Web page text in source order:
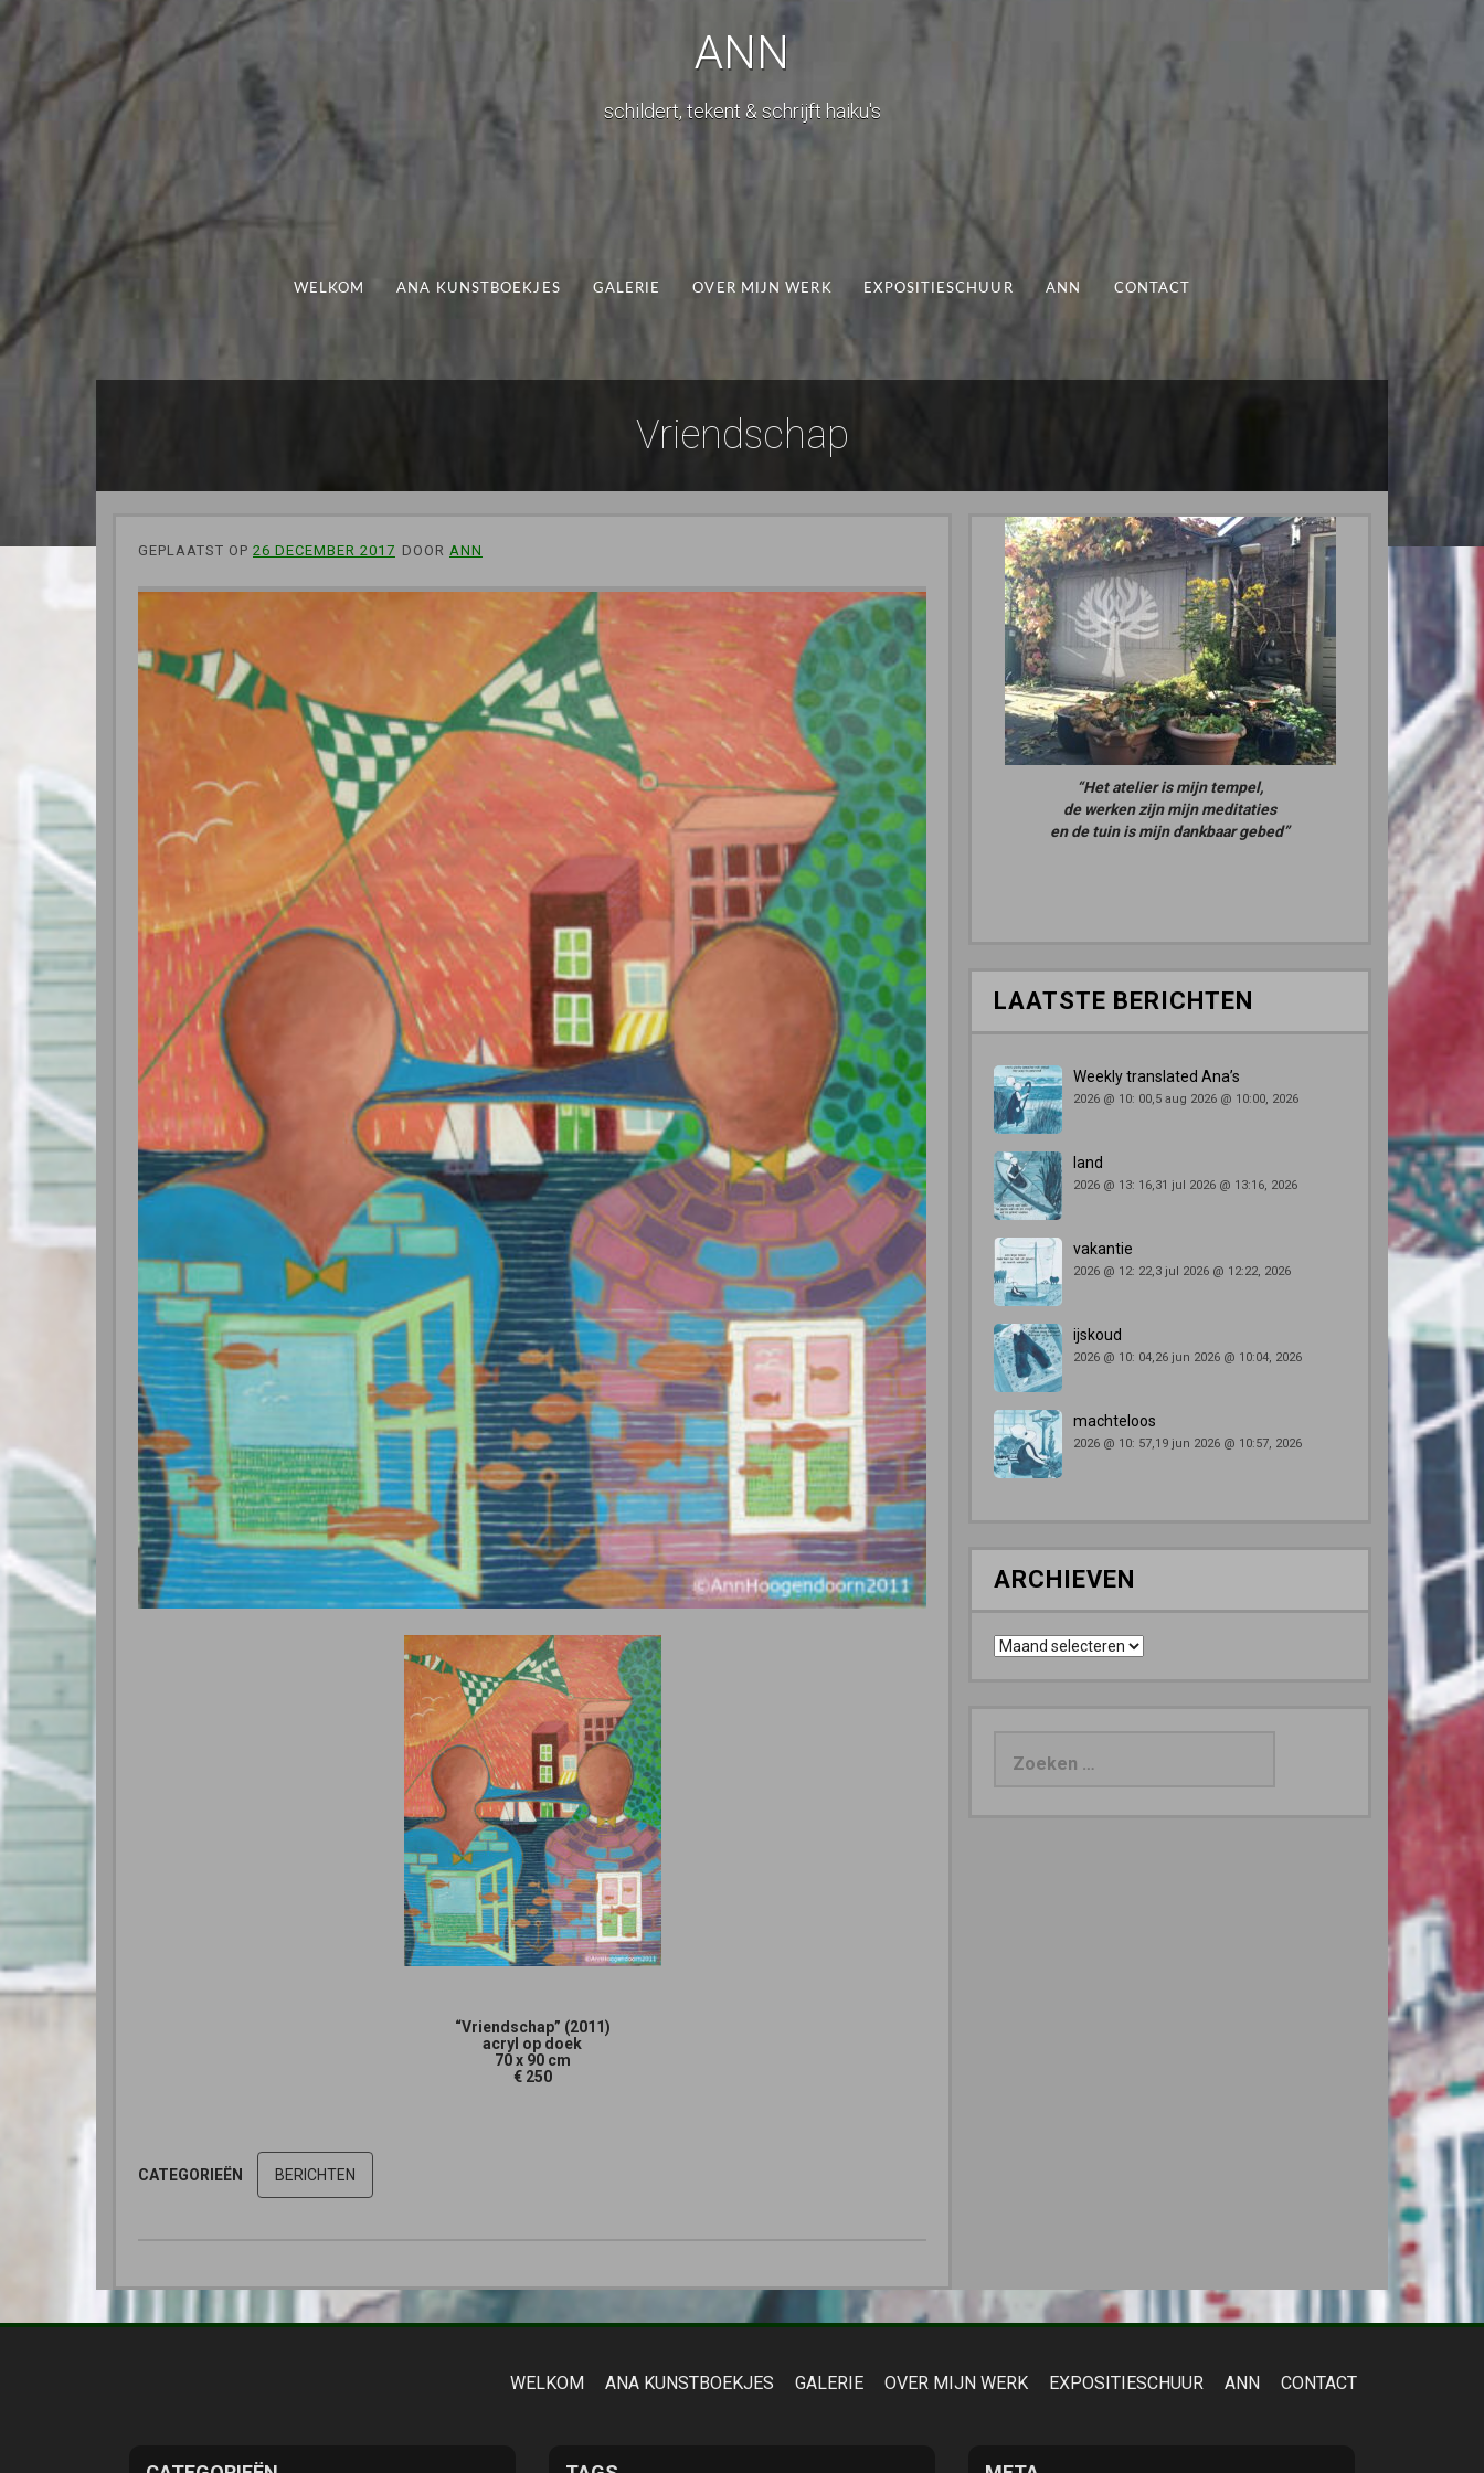
ANN
schildert, tekent & schrijft haiku's
WELKOM ANA KUNSTBOEKJES GALERIE OVER MIJN WERK EXPOSITIESCHUUR ANN CONTACT
Vriendschap
GEPLAATST OP 26 DECEMBER 2017 DOOR ANN
“Vriendschap” (2011)
acryl op doek
70 x 90 cm
€ 250
CATEGORIEËN BERICHTEN
“Het atelier is mijn tempel,
de werken zijn mijn meditaties
en de tuin is mijn dankbaar gebed”
LAATSTE BERICHTEN
Weekly translated Ana’s
2026 @ 10: 00,5 aug 2026 @ 10:00, 2026
land
2026 @ 13: 16,31 jul 2026 @ 13:16, 2026
vakantie
2026 @ 12: 22,3 jul 2026 @ 12:22, 2026
ijskoud
2026 @ 10: 04,26 jun 2026 @ 10:04, 2026
machteloos
2026 @ 10: 57,19 jun 2026 @ 10:57, 2026
ARCHIEVEN
Archieven
WELKOM ANA KUNSTBOEKJES GALERIE OVER MIJN WERK EXPOSITIESCHUUR ANN CONTACT